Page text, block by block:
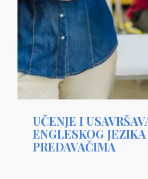
UČENJE I
ENGLESKOG
PREDAVAČIMA